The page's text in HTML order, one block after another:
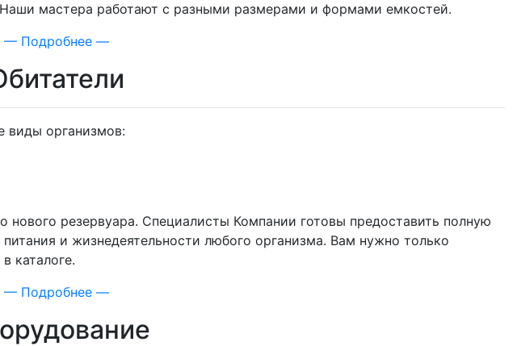
мастера работают с разными размерами и формами емкостей.
— Подробнее —
виды организмов:
резервуара. Специалисты Компании готовы предоставить полную
и жизнедеятельности любого организма. Вам нужно только
каталоге.
— Подробнее —